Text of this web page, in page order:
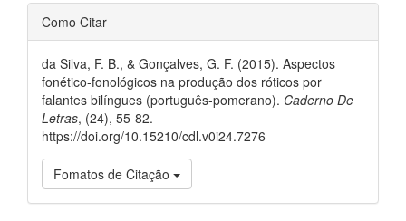
Como Citar
da Silva, F. B., & Gonçalves, G. F. (2015). Aspectos
fonético-fonológicos na produção dos róticos por
falantes bilíngues (português-pomerano). Caderno De
Letras, (24), 55-82.
https://doi.org/10.15210/cdl.v0i24.7276
Fomatos de Citação